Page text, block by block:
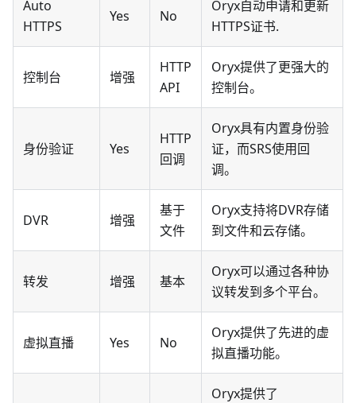
Auto
HTTPS
Yes No
Oryx自动申请和更新
HTTPS证书.
控制台 增强
HTTP
API
Oryx提供了更强大的
控制台。
身份验证 Yes
HTTP
回调
Oryx具有内置身份验
证，而SRS使用回
调。
DVR 增强
基于
文件
Oryx支持将DVR存储
到文件和云存储。
转发 增强 基本
Oryx可以通过各种协
议转发到多个平台。
虚拟直播 Yes No
Oryx提供了先进的虚
拟直播功能。
Oryx提供了